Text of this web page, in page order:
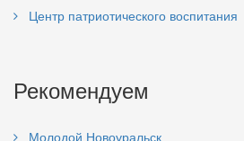
Центр патриотического воспитания
Рекомендуем
Молодой Новоуральск